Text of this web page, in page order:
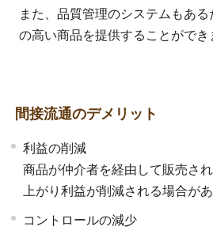
また、品質管理のシステムもあ
の高い商品を提供することができ
間接流通のデメリット
利益の削減
商品が仲介者を経由して販売さ
上がり利益が削減される場合があ
コントロールの減少